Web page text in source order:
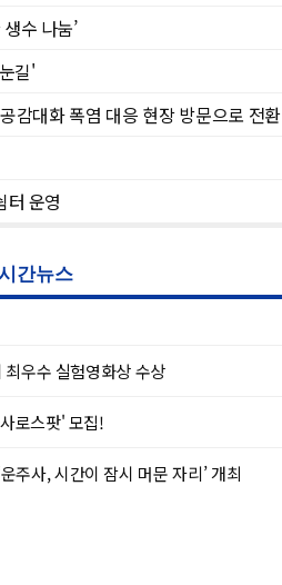
수 나눔’
길'
감대화 폭염 대응 현장 방문으로 전환
터 운영
간뉴스
우수 실험영화상 수상
로스팟' 모집!
주사, 시간이 잠시 머문 자리’ 개최